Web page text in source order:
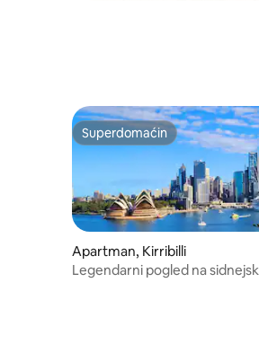
Superdomaćin
Superdomaćin
Apartman, Kirribilli
Legendarni pogled na